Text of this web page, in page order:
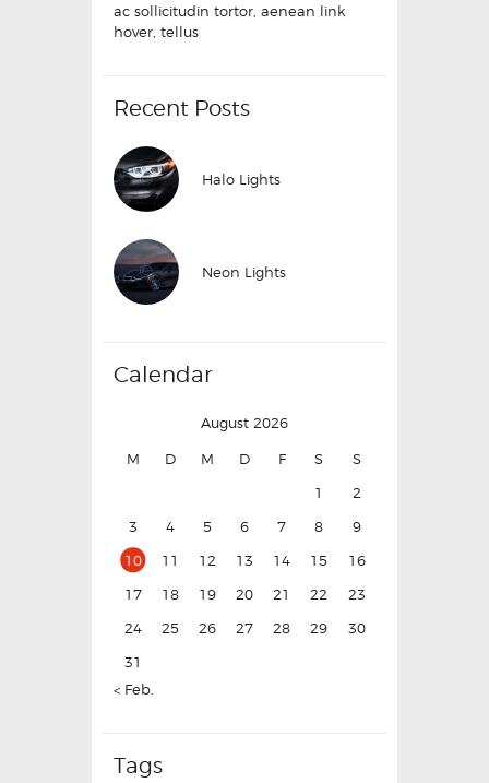
ac sollicitudin tortor, aenean link
hover, tellus
Recent Posts
Halo Lights
Neon Lights
Calendar
August 2026
M D M D F S
S
1
2
3
4 5 6 7 8
9
10
11 12 13 14 15
16
17
18 19 20 21 22
23
24
25 26 27 28 29
30
31
« Feb.
Tags